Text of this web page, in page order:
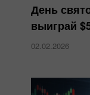
День
выиграй
02.02.2026